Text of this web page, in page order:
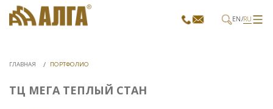
EN RU
ГЛАВНАЯ ПОРТФОЛИО
ТЦ МЕГА ТЕПЛЫЙ СТАН